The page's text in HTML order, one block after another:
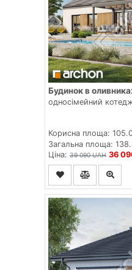
Будинок в
односімейний
Корисна площа:
Загальна площа:
Ціна: 39 090 UAH 36